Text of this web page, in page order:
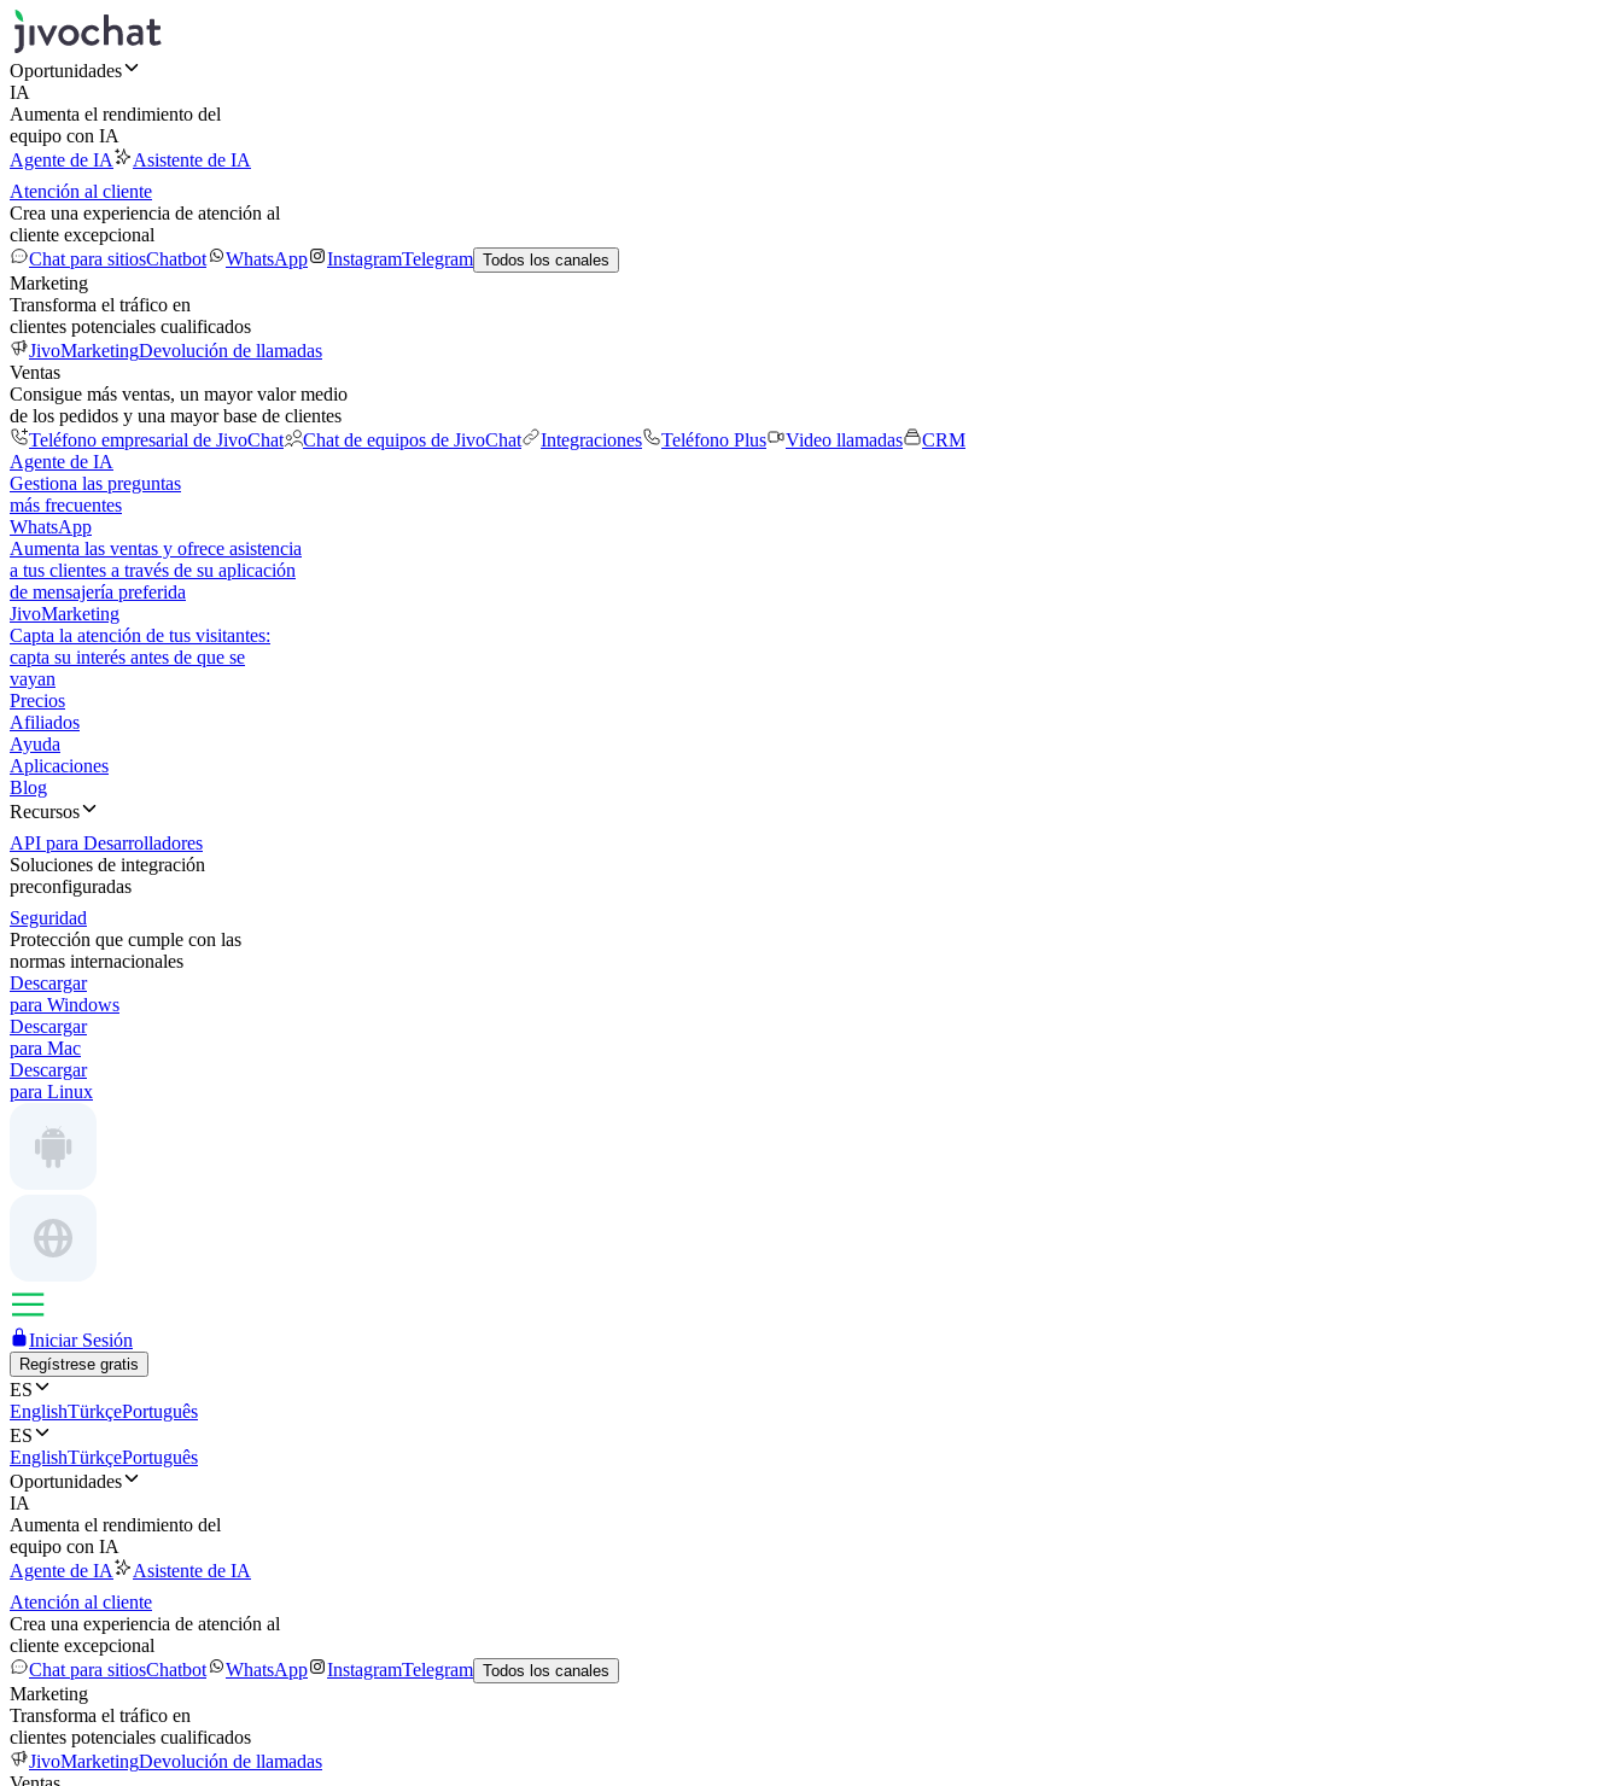
Oportunidades
IA
Aumenta el rendimiento del
equipo con IA
Agente de IA
Asistente de IA
Atención al cliente
Crea una experiencia de atención al
cliente excepcional
Chat para sitiosChatbot WhatsApp InstagramTelegram Todos los canales
Marketing
Transforma el tráfico en
clientes potenciales cualificados
JivoMarketingDevolución de llamadas
Ventas
Consigue más ventas, un mayor valor medio
de los pedidos y una mayor base de clientes
Teléfono empresarial de JivoChat
Chat de equipos de JivoChat Integraciones Teléfono Plus Video llamadas
CRM
Agente de IA
Gestiona las preguntas
más frecuentes
WhatsApp
Aumenta las ventas y ofrece asistencia
a tus clientes a través de su aplicación
de mensajería preferida
JivoMarketing
Capta la atención de tus visitantes:
capta su interés antes de que se
vayan
Precios
Afiliados
Ayuda
Aplicaciones
Blog
Recursos
API para Desarrolladores
Soluciones de integración
preconfiguradas
Seguridad
Protección que cumple con las
normas internacionales
Descargar
para Windows
Descargar
para Mac
Descargar
para Linux
Iniciar Sesión
Regístrese gratis
ES
EnglishTürkçePortuguês
ES
EnglishTürkçePortuguês
Oportunidades
IA
Aumenta el rendimiento del
equipo con IA
Agente de IA
Asistente de IA
Atención al cliente
Crea una experiencia de atención al
cliente excepcional
Chat para sitiosChatbot WhatsApp InstagramTelegram Todos los canales
Marketing
Transforma el tráfico en
clientes potenciales cualificados
JivoMarketingDevolución de llamadas